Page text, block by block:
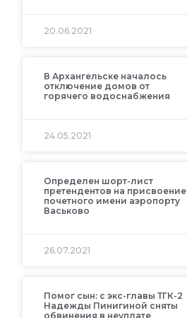
20.06.2021
В Архангельске началось
отключение домов от
горячего водоснабжения
24.05.2021
Определен шорт-лист
претендентов на присвоение
почетного имени аэропорту
Васьково
26.07.2021
Помог сын: с экс-главы ТГК-2
Надежды Пинигиной сняты
обвинения в неуплате